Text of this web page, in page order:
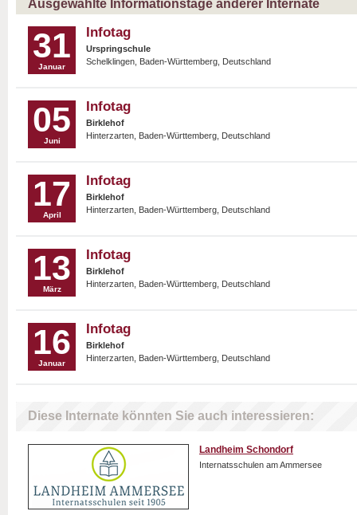
Ausgewählte Informationstage anderer Internate
31
Januar
Infotag
Urspringschule
Schelklingen, Baden-Württemberg, Deutschland
05
Juni
Infotag
Birklehof
Hinterzarten, Baden-Württemberg, Deutschland
17
April
Infotag
Birklehof
Hinterzarten, Baden-Württemberg, Deutschland
13
März
Infotag
Birklehof
Hinterzarten, Baden-Württemberg, Deutschland
16
Januar
Infotag
Birklehof
Hinterzarten, Baden-Württemberg, Deutschland
Diese Internate könnten Sie auch interessieren:
Landheim Schondorf
Internatsschulen am Ammersee